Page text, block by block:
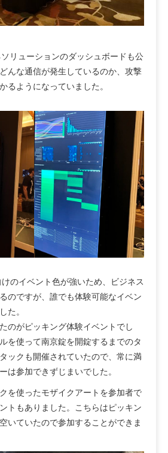
リューションのダッシュボードも公
んな通信が発生しているのか、攻撃
るようになっていました。
のイベント色が強いため、ビジネス
のですが、誰でも体験可能なイベン
た。
のがピッキング体験イベントでし
を使って南京錠を開錠するまでのタ
ックも開催されていたので、常に満
は参加できずじまいでした。
を使ったモザイクアートを参加者で
トもありました。こちらはピッキン
いていたので参加することができま